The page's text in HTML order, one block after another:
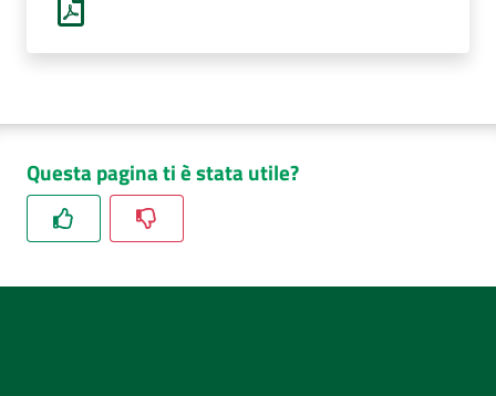
Questa pagina ti è stata utile?